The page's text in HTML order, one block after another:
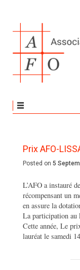
Prix AFO-
Posted on 5
L’AFO a instauré
récompensant un
en assure la
La participation au
Cette année, Le
lauréat le samedi